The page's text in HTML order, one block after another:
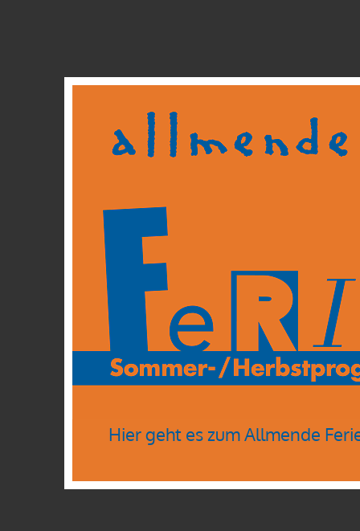
Hier geht es zum Allmende